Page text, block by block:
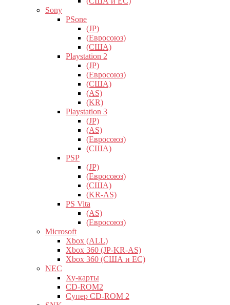
Sony
PSone
(JP)
(Евросоюз)
(США)
Playstation 2
(JP)
(Евросоюз)
(США)
(AS)
(KR)
Playstation 3
(JP)
(AS)
(Евросоюз)
(США)
PSP
(JP)
(Евросоюз)
(США)
(KR-AS)
PS Vita
(AS)
(Евросоюз)
Microsoft
Xbox (ALL)
Xbox 360 (JP-KR-AS)
Xbox 360 (США и ЕС)
NEC
Ху-карты
CD-ROM2
Супер CD-ROM 2